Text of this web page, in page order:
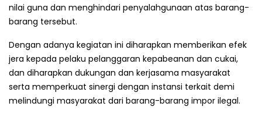
nilai guna dan menghindari penyalahgunaan atas barang-
barang tersebut.
Dengan adanya kegiatan ini diharapkan memberikan efek
jera kepada pelaku pelanggaran kepabeanan dan cukai,
dan diharapkan dukungan dan kerjasama masyarakat
serta memperkuat sinergi dengan instansi terkait demi
melindungi masyarakat dari barang-barang impor ilegal.